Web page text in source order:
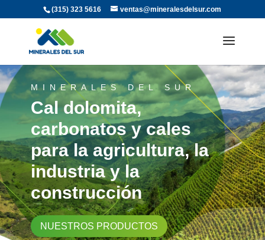
(315) 323 5616 ventas@mineralesdelsur.com
MINERALES DEL SUR
Cal dolomita,
carbonatos y cales
para la agricultura, la
industria y la
construcción
NUESTROS PRODUCTOS